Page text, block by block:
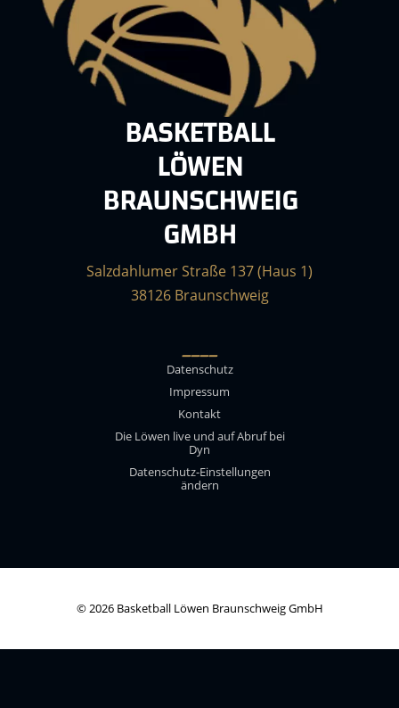
BASKETBALL
LÖWEN
BRAUNSCHWEIG
GMBH
Salzdahlumer Straße 137 (Haus 1)
38126 Braunschweig
____
Datenschutz
Impressum
Kontakt
Die Löwen live und auf Abruf bei
Dyn
Datenschutz-Einstellungen
ändern
© 2026 Basketball Löwen Braunschweig GmbH